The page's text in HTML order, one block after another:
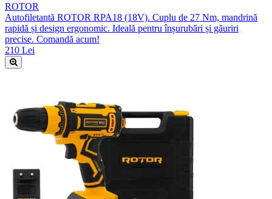
ROTOR
Autofiletantă ROTOR RPA18 (18V). Cuplu de 27 Nm, mandrină
rapidă și design ergonomic. Ideală pentru înșurubări și găuriri
precise. Comandă acum!
210 Lei